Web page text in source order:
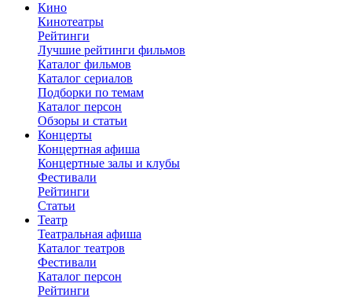
Кино
Кинотеатры
Рейтинги
Лучшие рейтинги фильмов
Каталог фильмов
Каталог сериалов
Подборки по темам
Каталог персон
Обзоры и статьи
Концерты
Концертная афиша
Концертные залы и клубы
Фестивали
Рейтинги
Статьи
Театр
Театральная афиша
Каталог театров
Фестивали
Каталог персон
Рейтинги